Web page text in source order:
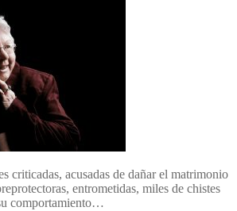
criticadas, acusadas de dañar el matrimonio
entrometidas, miles de chistes
comportamiento…